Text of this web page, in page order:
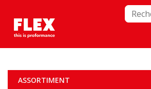
ASSORTIMENT